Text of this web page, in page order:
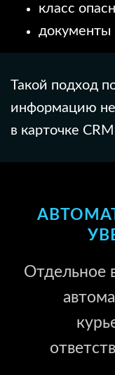
класс
документы
Такой подход
информацию не
в карточке
Отдельное